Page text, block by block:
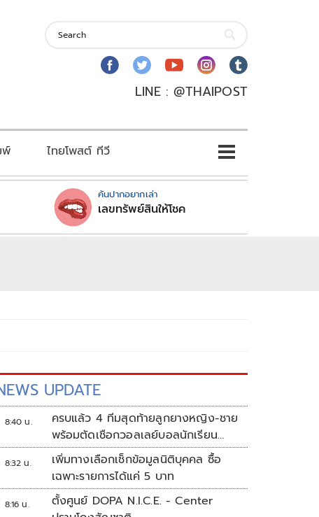
LINE : @THAIPOST
พ์ ไทยโพสต์ ทีวี
คันปากอยากเล่า
เลขทรัพย์สินให้โชค
UPDATE
8:40 น.
ครบแล้ว 4 ทีมสุดท้ายลูกยางหญิง-ชาย
พร้อมตัดเชือกวอลเลย์บอลนักเรียน
แชมป์กีฬา '7HD 2026'
8:32 น.
เพิ่มทางเลือกเช็กข้อมูลนิติบุคคล ซื้อ
เฉพาะรายการได้แค่ 5 บาท
8:16 น.
ตั้งศูนย์ DOPA N.I.C.E. - Center